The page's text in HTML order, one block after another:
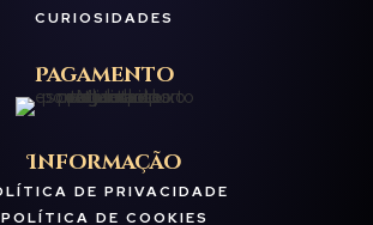
CURIOSIDADES
Pagamento
Informação
DE PRIVACIDADE
POLÍTICA DE COOKIES